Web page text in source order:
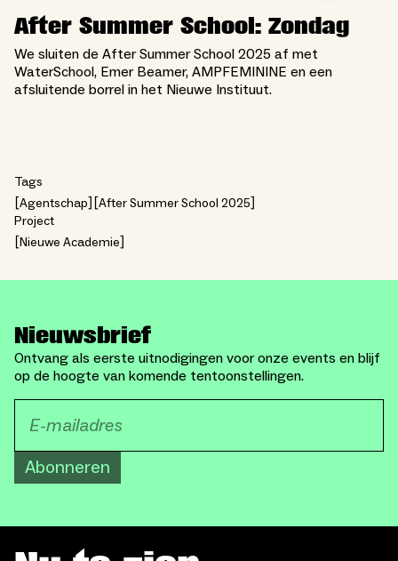
After Summer School: Zondag
We sluiten de After Summer School 2025 af met
WaterSchool, Emer Beamer, AMPFEMININE en een
afsluitende borrel in het Nieuwe Instituut.
Tags
Agentschap
After Summer School 2025
Project
Nieuwe Academie
Nieuwsbrief
Ontvang als eerste uitnodigingen voor onze events en blijf
op de hoogte van komende tentoonstellingen.
Abonneren